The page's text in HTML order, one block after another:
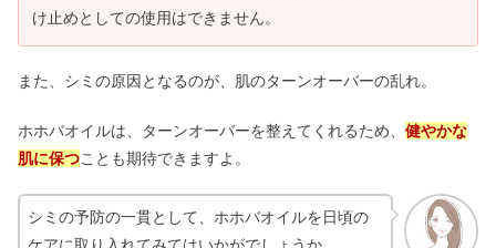
け止めとしての使用はできません。
また、シミの原因となるのが、肌のターンオーバーの乱れ。
ホホバオイルは、ターンオーバーを整えてくれるため、 健やかな
肌に保つことも期待できますよ。
シミの予防の一貫として、ホホバオイルを日頃の